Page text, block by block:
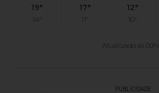
19°
14°
17°
11°
12°
10°
Atualizado às
PUBLICIDADE